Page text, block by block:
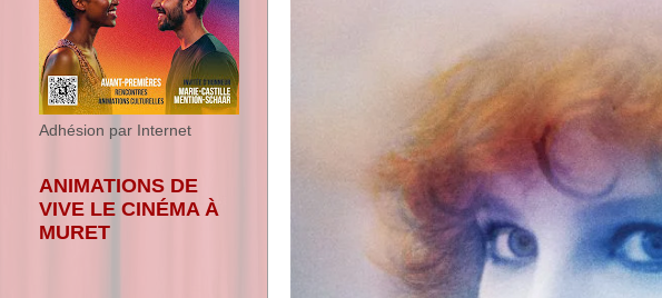
Adhésion par Internet
ANIMATIONS DE
VIVE LE CINÉMA À
MURET